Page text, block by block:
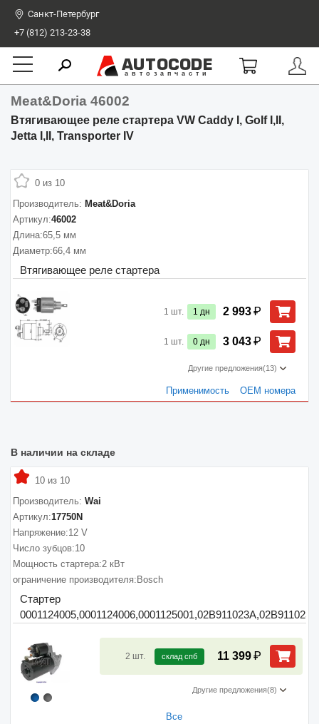
Санкт-Петербург
+7 (812) 213-23-38
AUTOCODE
автозапчасти
Meat&Doria 46002
Втягивающее реле стартера VW Caddy I, Golf I,II,
Jetta I,II, Transporter IV
Втягивающее реле стартера
0 из 10
Производитель: Meat&Doria
Артикул:46002
Длина:65,5 мм
Диаметр:66,4 мм
1 шт. 1 дн 2 993₽
1 шт. 0 дн 3 043₽
Другие предложения(13)
Применимость ОЕМ номера
В наличии на складе
Стартер
10 из 10
Производитель: Wai
Артикул:17750N
Напряжение:12 V
Число зубцов:10
Мощность стартера:2 кВт
ограничение производителя: Bosch
2 шт. склад спб 11 399₽
Другие предложения(8)
Все